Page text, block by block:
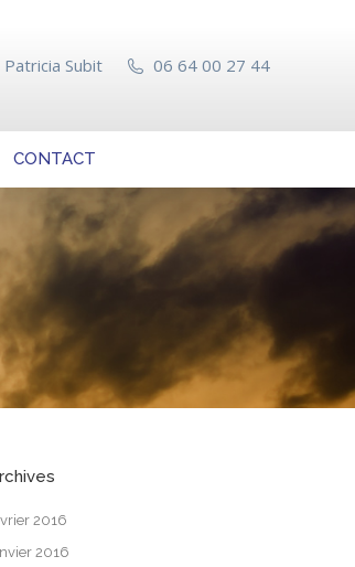
Patricia Subit 06 64 00 27 44
CONTACT
2016
2016